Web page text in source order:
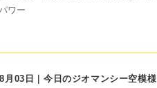
ワー
月03日｜今日のジオマンシー空模様